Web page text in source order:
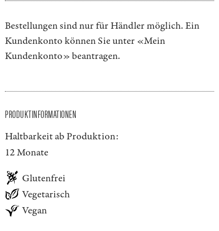
Bestellungen sind nur für Händler möglich. Ein
Kundenkonto können Sie unter «Mein
Kundenkonto»beantragen.
PRODUKTINFORMATIONEN
Haltbarkeit ab Produktion:
12 Monate
Glutenfrei
Vegetarisch
Vegan